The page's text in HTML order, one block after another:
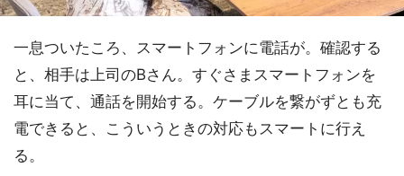
一息ついたころ、スマートフォンに電話が。確認する
と、相手は上司のBさん。すぐさまスマートフォンを
耳に当て、通話を開始する。ケーブルを繋がずとも充
電できると、こういうときの対応もスマートに行え
る。